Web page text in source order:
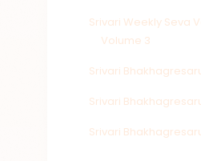
Srivari Weekly Seva
Volume 3
Srivari
Srivari
Srivari